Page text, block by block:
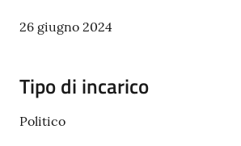
P
t
r
26 giugno 2024
Tipo di incarico
Politico